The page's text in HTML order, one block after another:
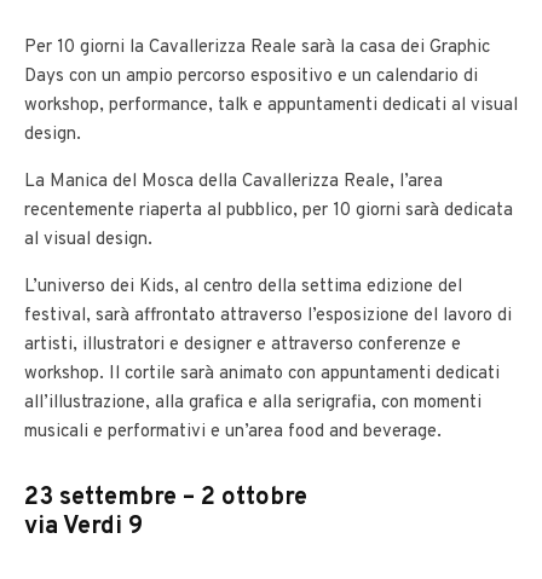
Per 10 giorni la Cavallerizza Reale sarà la casa dei Graphic
Days con un ampio percorso espositivo e un calendario di
workshop, performance, talk e appuntamenti dedicati al visual
design.
La Manica del Mosca della Cavallerizza Reale, l’area
recentemente riaperta al pubblico, per 10 giorni sarà dedicata
al visual design.
L’universo dei Kids, al centro della settima edizione del
festival, sarà affrontato attraverso l’esposizione del lavoro di
artisti, illustratori e designer e attraverso conferenze e
workshop. Il cortile sarà animato con appuntamenti dedicati
all’illustrazione, alla grafica e alla serigrafia, con momenti
musicali e performativi e un’area food and beverage.
23 settembre – 2 ottobre
via Verdi 9